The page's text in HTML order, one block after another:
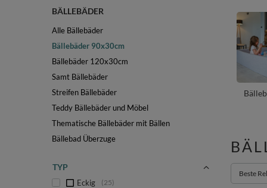
BÄLLEBÄDER
Alle Bällebäder
Bällebäder 90x30cm
Bällebäder 120x30cm
Samt Bällebäder
Streifen Bällebäder
Teddy Bällebäder und Möbel
Thematische Bällebäder mit Bällen
Bällebad Überzuge
TYP
Eckig 25
Beste